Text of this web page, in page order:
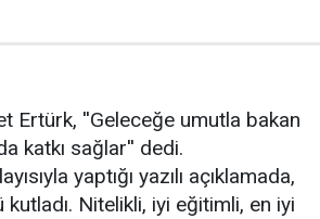
Ertürk, ''Geleceğe umutla bakan
katkı sağlar'' dedi.
yaptığı yazılı açıklamada,
kutladı. Nitelikli, iyi eğitimli, en iyi